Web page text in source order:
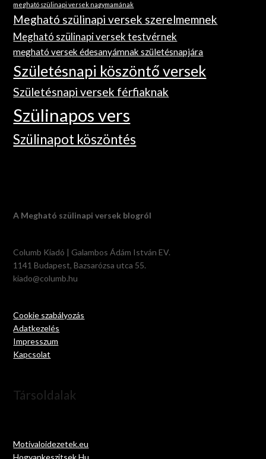
megható szülinapi versek nagymamának
Megható szülinapi versek szerelmemnek
Megható szülinapi versek testvérnek
megható versek édesanyámnak születésnapjára
Születésnapi köszöntő versek
Születésnapi versek férfiaknak
Szülinapos vers
Szülinapot köszöntés
A Megható szülinapi versek blogról
Columb Kiadó | Galambos Ádám István EV.
1141 Budapest, Bazsarózsa utca 55.
kiado@columb.hu
Cookie szabályozás
Adatkezelés
Impresszum
Kapcsolat
Társoldalak
Motivaloidezetek.eu